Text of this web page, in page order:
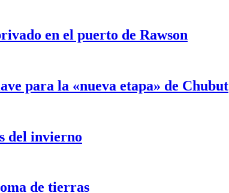
en el puerto de Rawson
para la «nueva etapa» de Chubut
del invierno
de tierras